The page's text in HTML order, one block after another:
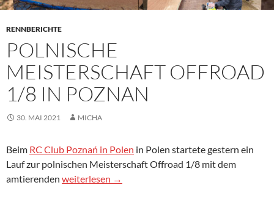
RENNBERICHTE
POLNISCHE
MEISTERSCHAFT OFFROAD
1/8 IN POZNAN
30. MAI 2021 MICHA
Beim RC Club Poznań in Polen in Polen startete gestern ein
Lauf zur polnischen Meisterschaft Offroad 1/8 mit dem
amtierenden Polnische Meisterschaft Offroad 1/8 in Poznan
weiterlesen →